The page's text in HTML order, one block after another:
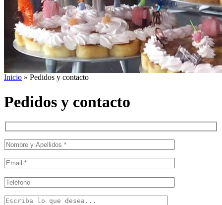
Inicio » Pedidos y contacto
Pedidos y contacto
favor,
este